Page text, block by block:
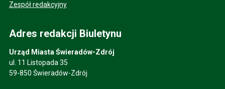
Zespół redakcyjny
Adres redakcji Biuletynu
Urząd Miasta Świeradów-Zdrój
ul. 11 Listopada 35
59-850 Świeradów-Zdrój